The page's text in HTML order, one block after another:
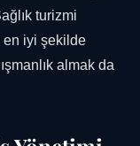
turizmi
en iyi şekilde
almak da